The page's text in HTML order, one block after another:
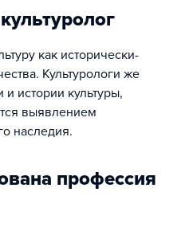
как исторически-
Культурологи же
истории культуры,
выявлением
наследия.
профессия